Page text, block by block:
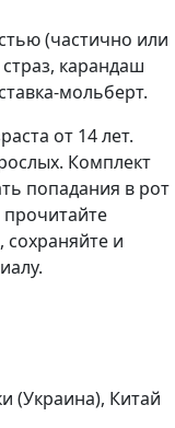
(частично или
карандаш
мольберт.
от 14 лет.
Комплект
попадания в рот
и
(Украина), Китай